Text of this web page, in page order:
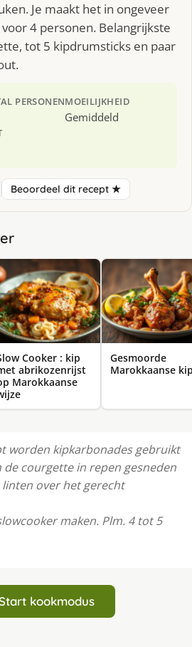
Je maakt het in ongeveer
4 personen. Belangrijkste
tot 5 kipdrumsticks en paar
PERSONENMOEILIJKHEID
Gemiddeld
Beoordeel dit recept ★
Cooker : kip
abrikozenrijst
Marokkaanse
Gesmoorde
Marokkaanse
worden kipkarbonades gebruikt
de courgette in repen gesneden
over het gerecht
maken. Plm. 4 tot 5
kookmodus